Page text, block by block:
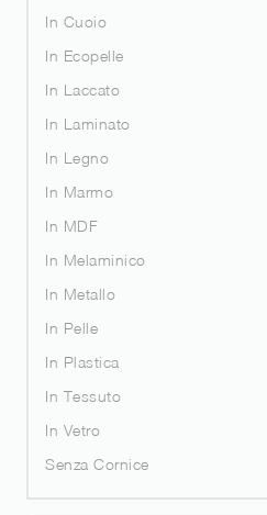
In Cuoio
In Ecopelle
In Laccato
In Laminato
In Legno
In Marmo
In MDF
In Melaminico
In Metallo
In Pelle
In Plastica
In Tessuto
In Vetro
Senza Cornice